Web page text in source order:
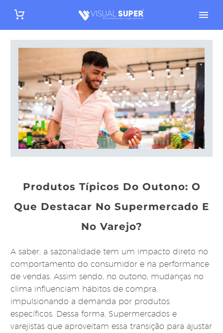
Produtos Típicos Do Outono: O
Que Destacar No Supermercado E
No Varejo?
A saber, a sazonalidade tem um impacto direto no
comportamento do consumidor e na performance
de vendas. Assim sendo, no outono, mudanças no
clima influenciam hábitos de compra,
impulsionando a demanda por produtos
específicos. Dessa forma, Supermercados e
varejistas que aproveitam essa transição para ajustar